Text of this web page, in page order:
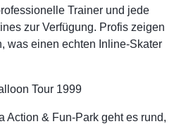
Trainer und jede
zur Verfügung. Profis zeigen
was einen echten Inline-Skater
Tour 1999
Action & Fun-Park geht es rund,